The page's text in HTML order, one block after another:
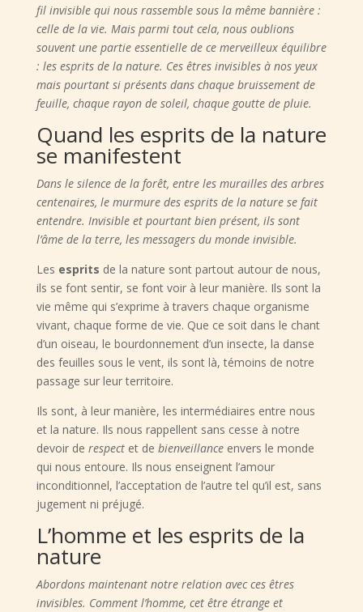
fil invisible qui nous rassemble sous la même bannière :
celle de la vie. Mais parmi tout cela, nous oublions
souvent une partie essentielle de ce merveilleux équilibre
: les esprits de la nature. Ces êtres invisibles à nos yeux
mais pourtant si présents dans chaque bruissement de
feuille, chaque rayon de soleil, chaque goutte de pluie.
Quand les esprits de la nature
se manifestent
Dans le silence de la forêt, entre les murailles des arbres
centenaires, le murmure des esprits de la nature se fait
entendre. Invisible et pourtant bien présent, ils sont
l’âme de la terre, les messagers du monde invisible.
Les esprits de la nature sont partout autour de nous,
ils se font sentir, se font voir à leur manière. Ils sont la
vie même qui s’exprime à travers chaque organisme
vivant, chaque forme de vie. Que ce soit dans le chant
d’un oiseau, le bourdonnement d’un insecte, la danse
des feuilles sous le vent, ils sont là, témoins de notre
passage sur leur territoire.
Ils sont, à leur manière, les intermédiaires entre nous
et la nature. Ils nous rappellent sans cesse à notre
devoir de respectet de bienveillanceenvers le monde
qui nous entoure. Ils nous enseignent l’amour
inconditionnel, l’acceptation de l’autre tel qu’il est, sans
jugement ni préjugé.
L’homme et les esprits de la
nature
Abordons maintenant notre relation avec ces êtres
invisibles. Comment l’homme, cet être étrange et